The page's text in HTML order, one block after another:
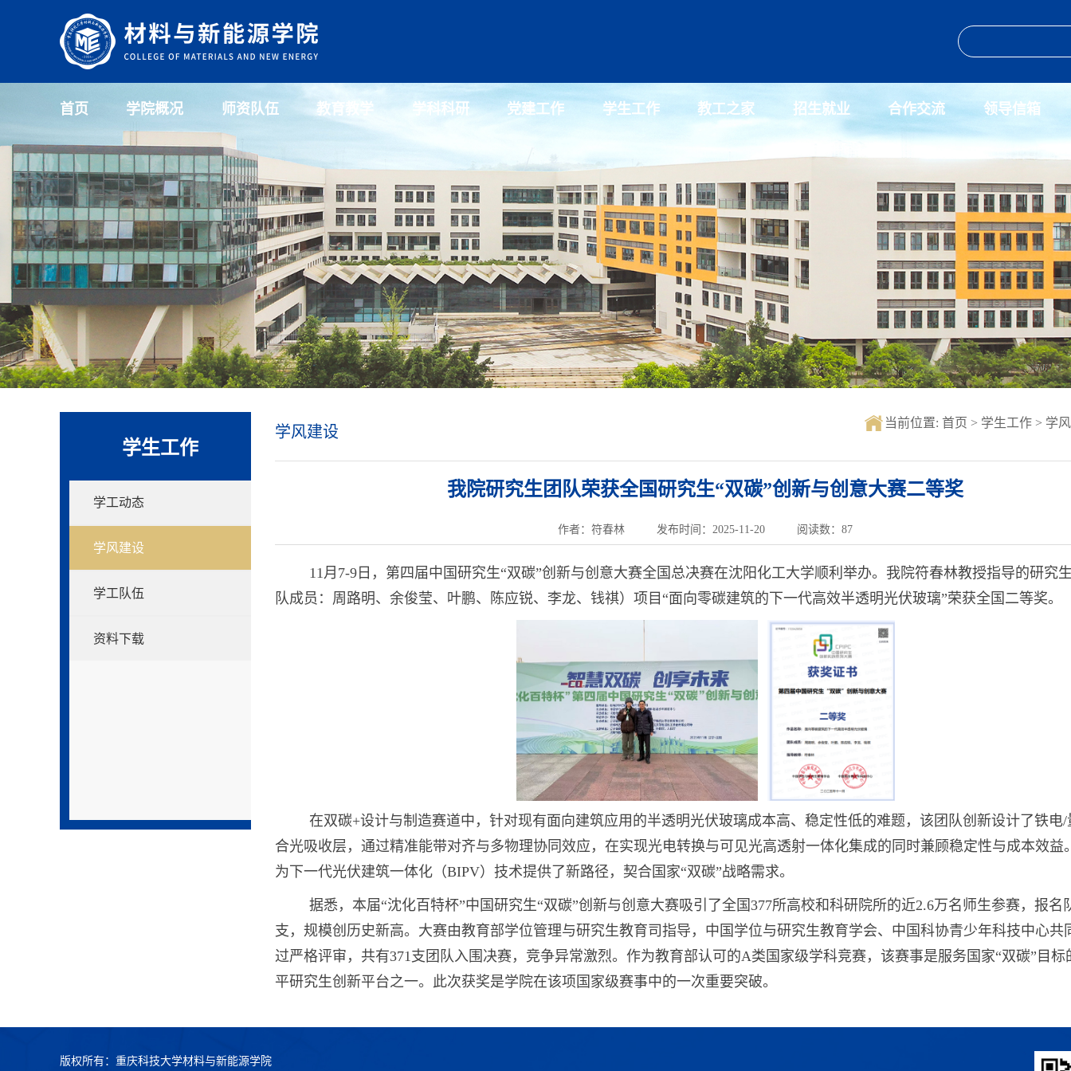
首页 学院概况 师资队伍 教育教学 学科科研 党建工作 学生工作 教工之家 招生就业 合作交流 领导信箱
学生工作
学工动态
学风建设
学工队伍
资料下载
学风建设
当前位置: 首页 > 学生工作 > 学
我院研究生团队荣获全国研究生“双碳”创新与创意大赛二等奖
作者：符春林 发布时间：2025-11-20 阅读数： 87
11月7-9日，第四届中国研究生“双碳”创新与创意大赛全国总决赛在沈阳化工大学顺利举办。我院符春林教授指导的研究
队成员：周路明、余俊莹、叶鹏、陈应锐、李龙、钱祺）项目“面向零碳建筑的下一代高效半透明光伏玻璃”荣获全国二等奖。
在双碳+设计与制造赛道中，针对现有面向建筑应用的半透明光伏玻璃成本高、稳定性低的难题，该团队创新设计了铁电/
合光吸收层，通过精准能带对齐与多物理协同效应，在实现光电转换与可见光高透射一体化集成的同时兼顾稳定性与成本效益
为下一代光伏建筑一体化（BIPV）技术提供了新路径，契合国家“双碳”战略需求。
据悉，本届“沈化百特杯”中国研究生“双碳”创新与创意大赛吸引了全国377所高校和科研院所的近2.6万名师生参赛，报名
支，规模创历史新高。大赛由教育部学位管理与研究生教育司指导，中国学位与研究生教育学会、中国科协青少年科技中心共
过严格评审，共有371支团队入围决赛，竞争异常激烈。作为教育部认可的A类国家级学科竞赛，该赛事是服务国家“双碳”目标
平研究生创新平台之一。此次获奖是学院在该项国家级赛事中的一次重要突破。
版权所有：重庆科技大学材料与新能源学院